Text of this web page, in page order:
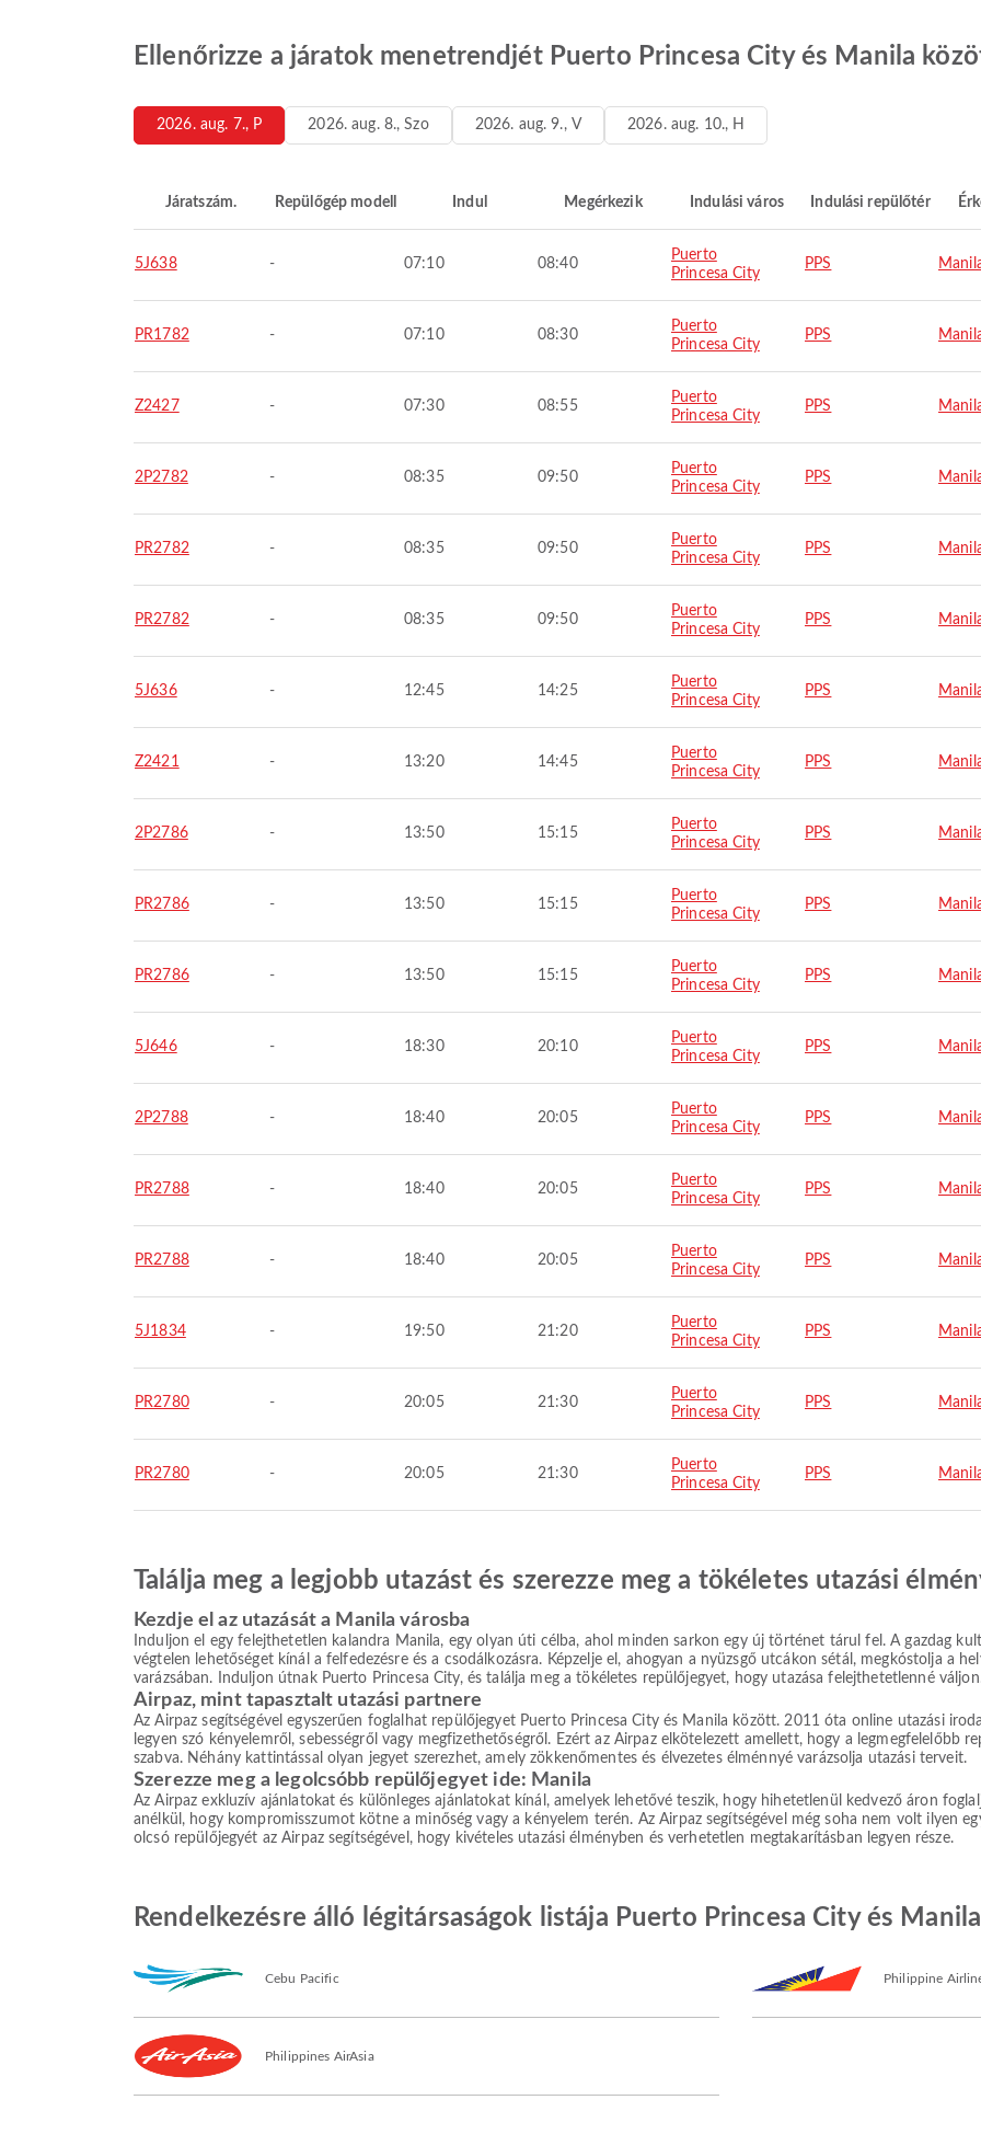
Ellenőrizze a járatok menetrendjét Puerto Princesa City és Manila
2026. aug. 7., P 2026. aug. 8., Szo 2026. aug. 9., V 2026. aug. 10., H
Járatszám. Repülőgép modell Indul Megérkezik Indulási város Indulási repülőtér
5J638 - 07:10 08:40
Puerto
Princesa City
PPS
PR1782 - 07:10 08:30
Puerto
Princesa City
PPS
Z2427 - 07:30 08:55
Puerto
Princesa City
PPS
2P2782 - 08:35 09:50
Puerto
Princesa City
PPS
PR2782 - 08:35 09:50
Puerto
Princesa City
PPS
PR2782 - 08:35 09:50
Puerto
Princesa City
PPS
5J636 - 12:45 14:25
Puerto
Princesa City
PPS
Z2421 - 13:20 14:45
Puerto
Princesa City
PPS
2P2786 - 13:50 15:15
Puerto
Princesa City
PPS
PR2786 - 13:50 15:15
Puerto
Princesa City
PPS
PR2786 - 13:50 15:15
Puerto
Princesa City
PPS
5J646 - 18:30 20:10
Puerto
Princesa City
PPS
2P2788 - 18:40 20:05
Puerto
Princesa City
PPS
PR2788 - 18:40 20:05
Puerto
Princesa City
PPS
PR2788 - 18:40 20:05
Puerto
Princesa City
PPS
5J1834 - 19:50 21:20
Puerto
Princesa City
PPS
PR2780 - 20:05 21:30
Puerto
Princesa City
PPS
PR2780 - 20:05 21:30
Puerto
Princesa City
PPS
Találja meg a legjobb utazást és szerezze meg a tökéletes utazási
Kezdje el az utazását a Manila városba
Induljon el egy felejthetetlen kalandra Manila, egy olyan úti célba, ahol minden sarkon egy új történet tárul fel. A gazdag
végtelen lehetőséget kínál a felfedezésre és a csodálkozásra. Képzelje el, ahogyan a nyüzsgő utcákon sétál, megkóstolja a
varázsában. Induljon útnak Puerto Princesa City, és találja meg a tökéletes repülőjegyet, hogy utazása felejthetetlenné
Airpaz, mint tapasztalt utazási partnere
Az Airpaz segítségével egyszerűen foglalhat repülőjegyet Puerto Princesa City és Manila között. 2011 óta online utazási
legyen szó kényelemről, sebességről vagy megfizethetőségről. Ezért az Airpaz elkötelezett amellett, hogy a legmegfelelőbb
szabva. Néhány kattintással olyan jegyet szerezhet, amely zökkenőmentes és élvezetes élménnyé varázsolja utazási terveit.
Szerezze meg a legolcsóbb repülőjegyet ide: Manila
Az Airpaz exkluzív ajánlatokat és különleges ajánlatokat kínál, amelyek lehetővé teszik, hogy hihetetlenül kedvező áron
anélkül, hogy kompromisszumot kötne a minőség vagy a kényelem terén. Az Airpaz segítségével még soha nem volt ilyen
olcsó repülőjegyét az Airpaz segítségével, hogy kivételes utazási élményben és verhetetlen megtakarításban legyen része.
Rendelkezésre álló légitársaságok listája Puerto Princesa City és
Cebu Pacific Philippine
Philippines AirAsia